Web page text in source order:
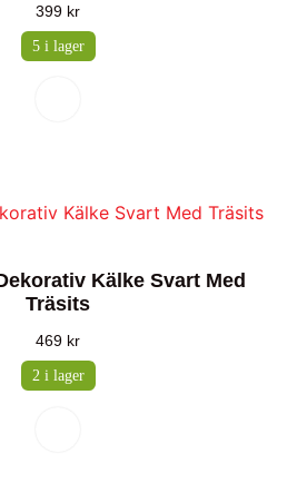
399 kr
5 i lager
Kälke Svart Med
Träsits
469 kr
2 i lager